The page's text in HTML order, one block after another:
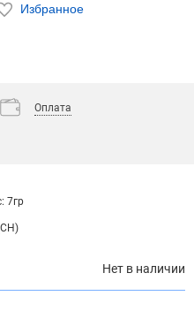
Избранное
Оплата
7гр
Нет в наличии